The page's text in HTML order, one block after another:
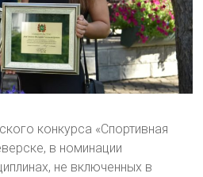
конкурса «Спортивная
в номинации
не включенных в